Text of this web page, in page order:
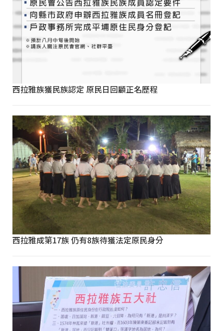
西拉雅族獲民族認定 原民日回顧正名歷程
西拉雅成第17族 仍有8族待獲法定原民身分